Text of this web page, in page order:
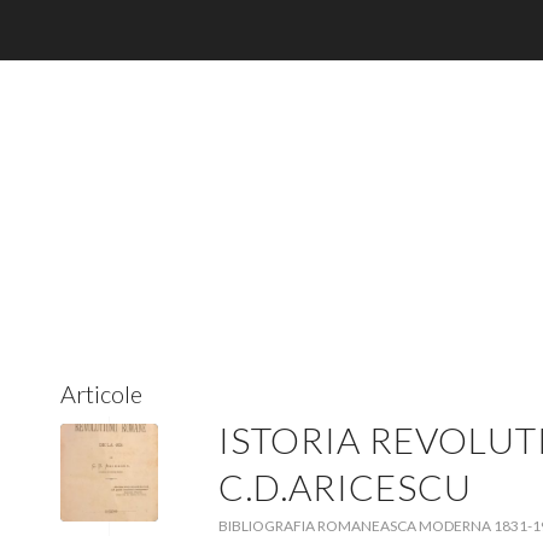
Articole
ISTORIA
C.D.ARICESCU
BIBLIOGRAFIA ROMANEASCA MODERNA 1831-